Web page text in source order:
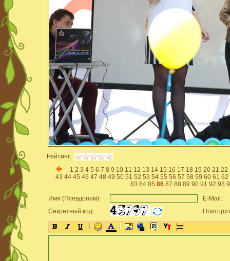
Рейтинг:
1 2 3 4 5 6 7 8 9 10 11 12 13 14 15 16 17 18 19 20 21 22
43 44 45 46 47 48 49 50 51 52 53 54 55 56 57 58 59 60 61 62
83 84 85 86 87 88 89 90 91 92 93
Имя (Псевдоним):
E-Mail:
Секретный код: